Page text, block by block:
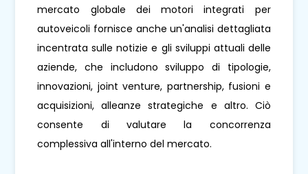
mercato globale dei motori integrati per
autoveicoli fornisce anche un'analisi dettagliata
incentrata sulle notizie e gli sviluppi attuali delle
aziende, che includono sviluppo di tipologie,
innovazioni, joint venture, partnership, fusioni e
acquisizioni, alleanze strategiche e altro. Ciò
consente di valutare la concorrenza
complessiva all'interno del mercato.